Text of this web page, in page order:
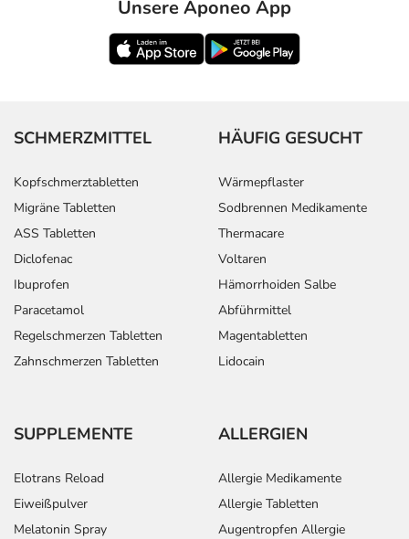
Unsere Aponeo App
SCHMERZMITTEL
Kopfschmerztabletten
Migräne Tabletten
ASS Tabletten
Diclofenac
Ibuprofen
Paracetamol
Regelschmerzen Tabletten
Zahnschmerzen Tabletten
HÄUFIG GESUCHT
Wärmepflaster
Sodbrennen Medikamente
Thermacare
Voltaren
Hämorrhoiden Salbe
Abführmittel
Magentabletten
Lidocain
SUPPLEMENTE
Elotrans Reload
Eiweißpulver
Melatonin Spray
ALLERGIEN
Allergie Medikamente
Allergie Tabletten
Augentropfen Allergie